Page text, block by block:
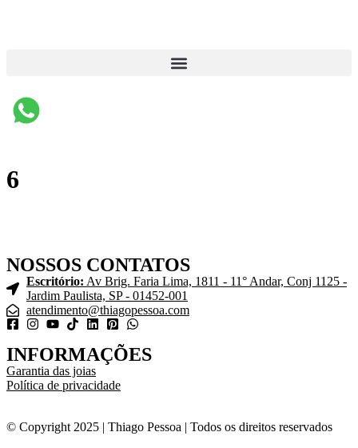
6
NOSSOS CONTATOS
Escritório: Av Brig. Faria Lima, 1811 - 11° Andar, Conj 1125 -
Jardim Paulista, SP - 01452-001
atendimento@thiagopessoa.com
INFORMAÇÕES
Garantia das joias
Política de privacidade
© Copyright 2025 | Thiago Pessoa | Todos os direitos reservados